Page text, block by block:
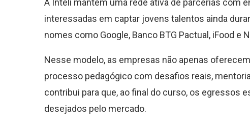
A Inteli mantém uma rede ativa de parcerias com
interessadas em captar jovens talentos ainda
nomes como Google, Banco BTG Pactual, iFood e
Nesse modelo, as empresas não apenas
processo pedagógico com desafios reais,
contribui para que, ao final do curso, os egressos
desejados pelo mercado.